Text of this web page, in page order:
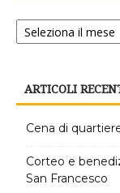
Archivi
notizie
ARTICOLI
Cena di
Corteo e
San Francesco